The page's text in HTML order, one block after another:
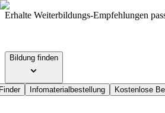
Erhalte Weiterbildungs-Empfehlungen
Bildung finden
Infomaterialbestellung Kostenlose